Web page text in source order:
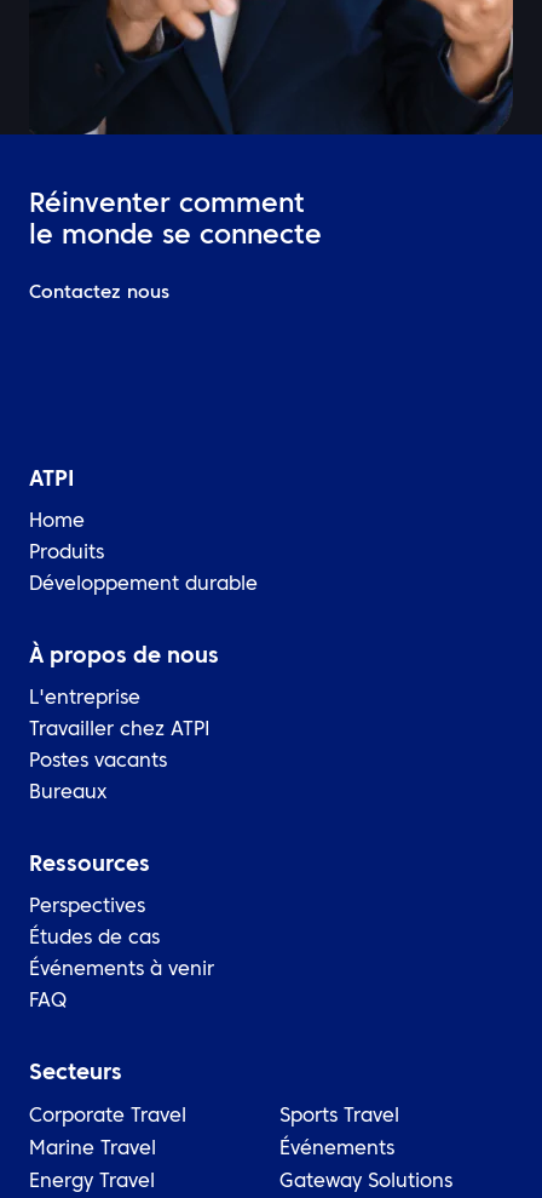
Réinventer comment
le monde se connecte
Contactez nous
ATPI
Home
Produits
Développement durable
À propos de nous
L'entreprise
Travailler chez ATPI
Postes vacants
Bureaux
Ressources
Perspectives
Études de cas
Événements à venir
FAQ
Secteurs
Corporate Travel
Marine Travel
Energy Travel
Sports Travel
Événements
Gateway Solutions